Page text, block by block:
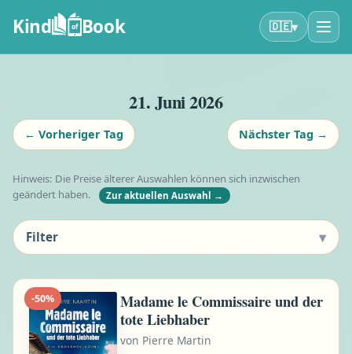
Kind of Book 🇩🇪▾
← Vorheriger Tag
21. Juni 2026
Nächster Tag →
Hinweis: Die Preise älterer Auswahlen können sich inzwischen
geändert haben.
Zur aktuellen Auswahl →
-50%
Madame le Commissaire und der
tote Liebhaber
von Pierre Martin
Filter ▾